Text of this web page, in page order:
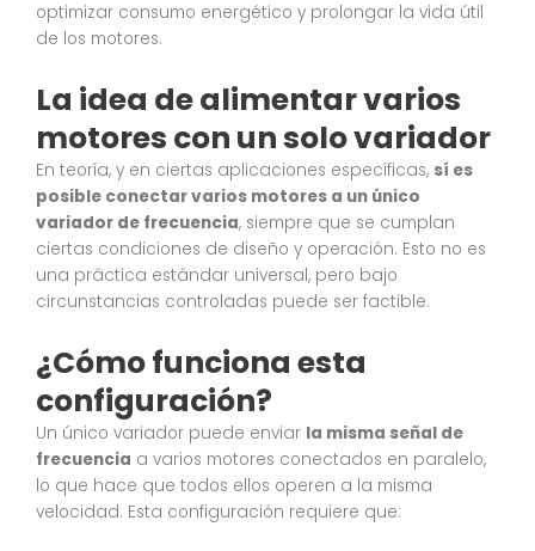
optimizar consumo energético y prolongar la vida útil
de los motores.
La idea de alimentar varios
motores con un solo variador
En teoría, y en ciertas aplicaciones específicas, sí es
posible conectar varios motores a un único
variador de frecuencia, siempre que se cumplan
ciertas condiciones de diseño y operación. Esto no es
una práctica estándar universal, pero bajo
circunstancias controladas puede ser factible.
¿Cómo funciona esta
configuración?
Un único variador puede enviar la misma señal de
frecuencia a varios motores conectados en paralelo,
lo que hace que todos ellos operen a la misma
velocidad. Esta configuración requiere que: